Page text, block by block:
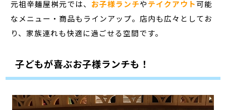
元祖辛麺屋桝元では、 お子様ランチやテイクアウト可能
なメニュー・商品もラインアップ。店内も広々としてお
り、家族連れも快適に過ごせる空間です。
子どもが喜ぶお子様ランチも！